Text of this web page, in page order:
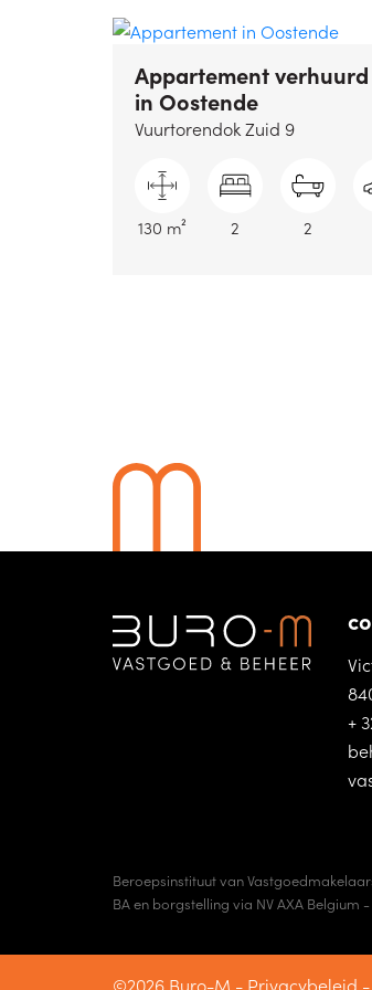
Appartement verhuurd
in Oostende
Vuurtorendok Zuid 9
130 m² 2 2
+
Beroepsinstituut van
BA en borgstelling via NV AXA Belgium
©2026 Buro-M - Privacybeleid -